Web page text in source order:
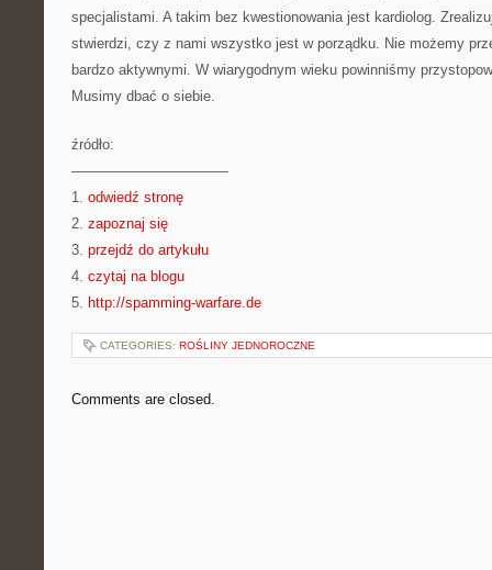
specjalistami. A takim bez kwestionowania jest kardiolog.
stwierdzi, czy z nami wszystko jest w porządku. Nie możemy
bardzo aktywnymi. W wiarygodnym wieku powinniśmy
Musimy dbać o siebie.
źródło:
———————————
1. odwiedź stronę
2. zapoznaj się
3. przejdź do artykułu
4. czytaj na blogu
5. http://spamming-warfare.de
CATEGORIES: ROŚLINY JEDNOROCZNE
Comments are closed.